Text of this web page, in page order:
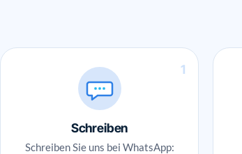
1
Schreiben
Schreiben Sie uns bei WhatsApp: